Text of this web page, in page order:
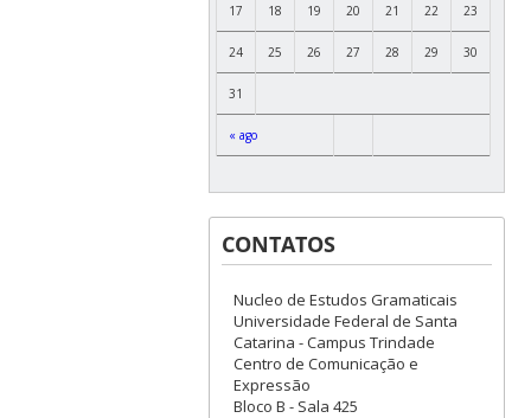
« ago
17 18 19 20 21 22 23
24 25 26 27 28 29 30
31
CONTATOS
Nucleo de Estudos Gramaticais
Universidade Federal de Santa
Catarina - Campus Trindade
Centro de Comunicação e
Expressão
Bloco B - Sala 425